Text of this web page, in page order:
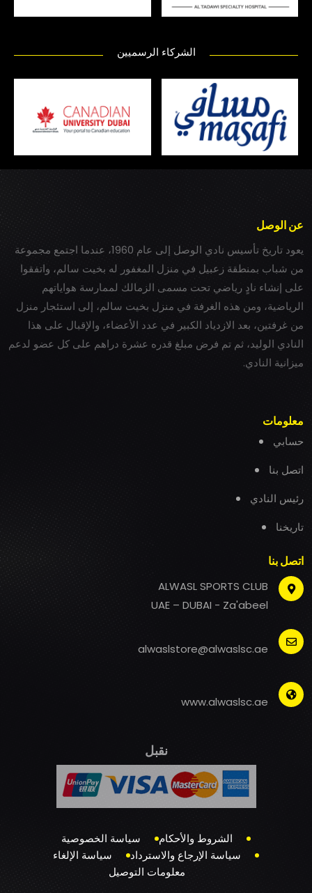
الشركاء الرسميين
عن الوصل
يعود تاريخ تأسيس نادي الوصل إلى عام 1960، عندما اجتمع مجموعة
من شباب بمنطقة زعبيل في منزل المغفور له بخيت سالم، واتفقوا
على إنشاء نادٍ رياضي تحت مسمى الزمالك لممارسة هواياتهم
الرياضية، ومن هذه الغرفة في منزل بخيت سالم، إلى استئجار منزل
من غرفتين، بعد الازدياد الكبير في عدد الأعضاء، والإقبال على هذا
النادي الوليد، ثم تم فرض مبلغ قدره عشرة دراهم على كل عضو لدعم
ميزانية النادي.
معلومات
حسابي
اتصل بنا
رئيس النادي
تاريخنا
اتصل بنا
ALWASL SPORTS CLUB
UAE – DUBAI - Za'abeel
alwaslstore@alwaslsc.ae
www.alwaslsc.ae
نقبل
الشروط والأحكام
سياسة الخصوصية
سياسة الإرجاع والاسترداد
سياسة الإلغاء
معلومات التوصيل